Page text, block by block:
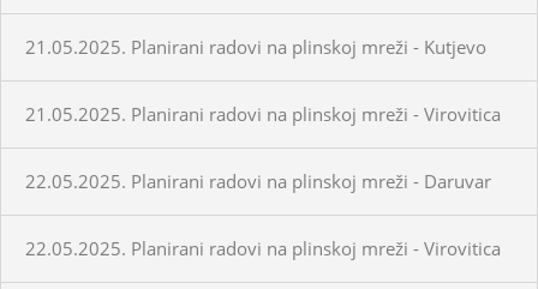
21.05.2025. Planirani radovi na plinskoj mreži - Kutjevo
21.05.2025. Planirani radovi na plinskoj mreži - Virovitica
22.05.2025. Planirani radovi na plinskoj mreži - Daruvar
22.05.2025. Planirani radovi na plinskoj mreži - Virovitica